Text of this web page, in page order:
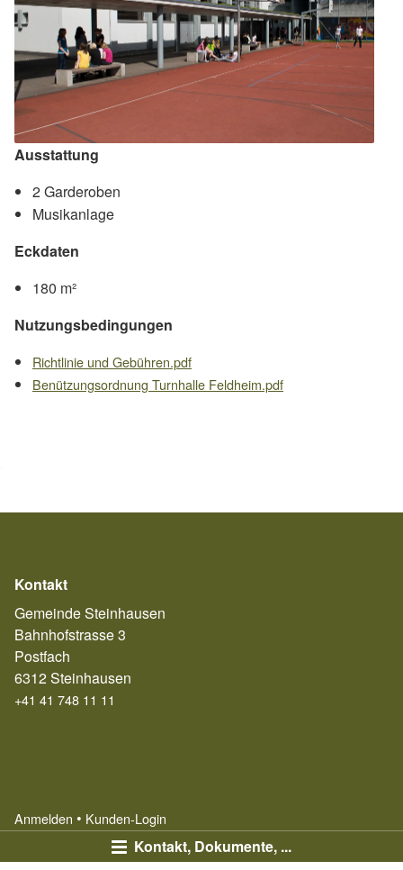
Kontakt, Dokumente, ...
Ausstattung
2 Garderoben
Musikanlage
Eckdaten
180 m²
Nutzungsbedingungen
Richtlinie und Gebühren.pdf
Benützungsordnung Turnhalle Feldheim.pdf
Kontakt
Gemeinde Steinhausen
Bahnhofstrasse 3
Postfach
6312 Steinhausen
+41 41 748 11 11
Anmelden Kunden-Login